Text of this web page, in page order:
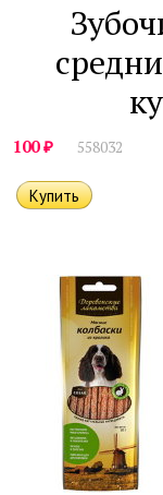
100₽ 558032